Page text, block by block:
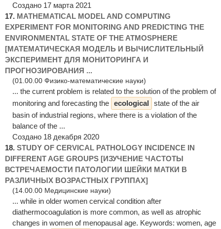
Создано 17 марта 2021
17. MATHEMATICAL MODEL AND COMPUTING
EXPERIMENT FOR MONITORING AND PREDICTING THE
ENVIRONMENTAL STATE OF THE ATMOSPHERE
[МАТЕМАТИЧЕСКАЯ МОДЕЛЬ И ВЫЧИСЛИТЕЛЬНЫЙ
ЭКСПЕРИМЕНТ ДЛЯ МОНИТОРИНГА И
ПРОГНОЗИРОВАНИЯ ...
(01.00.00 Физико-математические науки)
... the current problem is related to the solution of the problem of
monitoring and forecasting the ecological state of the air
basin of industrial regions, where there is a violation of the
balance of the ...
Создано 18 декабря 2020
18. STUDY OF CERVICAL PATHOLOGY INCIDENCE IN
DIFFERENT AGE GROUPS [ИЗУЧЕНИЕ ЧАСТОТЫ
ВСТРЕЧАЕМОСТИ ПАТОЛОГИИ ШЕЙКИ МАТКИ В
РАЗЛИЧНЫХ ВОЗРАСТНЫХ ГРУППАХ]
(14.00.00 Медицинские науки)
... while in older women cervical condition after
diathermocoagulation is more common, as well as atrophic
changes in women of menopausal age. Keywords: women, age